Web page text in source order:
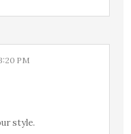
PM
style.